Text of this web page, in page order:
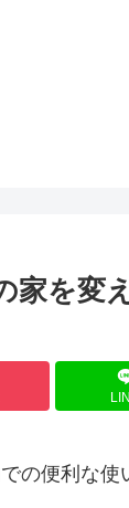
家を変
の便利な使